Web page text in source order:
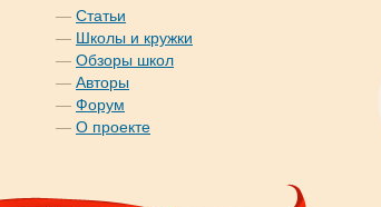
— Статьи
— Школы и кружки
— Обзоры школ
— Авторы
— Форум
— О проекте